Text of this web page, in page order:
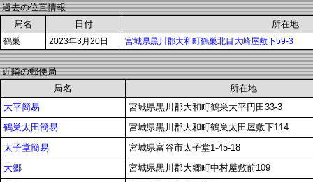
過去の位置情報
局名
日付 所在地
鶴巣 2023年3月20日 宮城県黒川郡大和町鶴巣北目大崎屋敷下59-3
近隣の郵便局
局名
所在地
大平簡易
宮城県黒川郡大和町鶴巣大平円田33-3
鶴巣太田簡易
宮城県黒川郡大和町鶴巣太田屋敷下114
太子堂簡易
宮城県富谷市太子堂1-45-18
大郷
宮城県黒川郡大郷町中村屋敷前109